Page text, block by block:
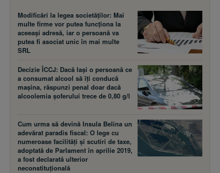
Modificări la legea societăţilor: Mai
multe firme vor putea funcţiona la
aceeaşi adresă, iar o persoană va
putea fi asociat unic în mai multe
SRL
Decizie ÎCCJ: Dacă laşi o persoană ce
a consumat alcool să îţi conducă
maşina, răspunzi penal doar dacă
alcoolemia şoferului trece de 0,80 g/l
Cum urma să devină Insula Belina un
adevărat paradis fiscal: O lege cu
numeroase facilităţi şi scutiri de taxe,
adoptată de Parlament în aprilie 2019,
a fost declarată ulterior
neconstituţională